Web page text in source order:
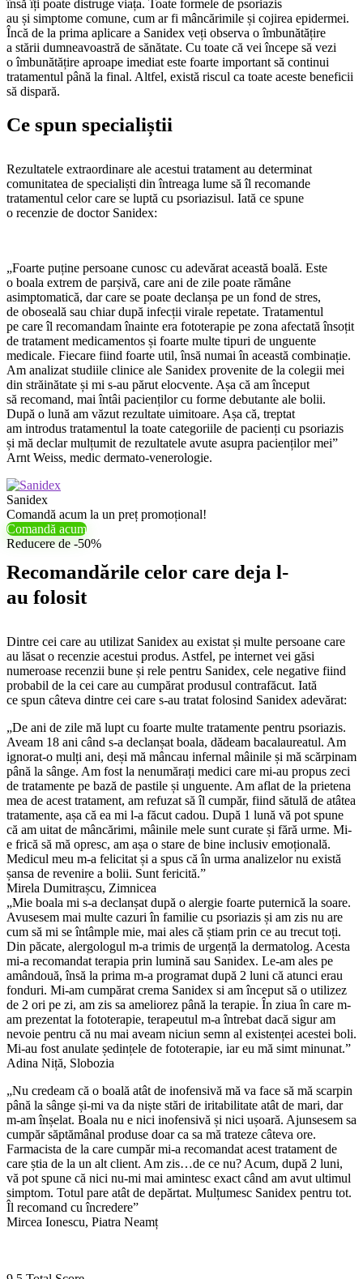
însă îți poate distruge viața. Toate formele de psoriazis
au și simptome comune, cum ar fi mâncărimile și cojirea epidermei.
Încă de la prima aplicare a Sanidex veți observa o îmbunătățire
a stării dumneavoastră de sănătate. Cu toate că vei începe să vezi
o îmbunătățire aproape imediat este foarte important să continui
tratamentul până la final. Altfel, există riscul ca toate aceste beneficii
să dispară.
Ce spun specialiștii
Rezultatele extraordinare ale acestui tratament au determinat
comunitatea de specialiști din întreaga lume să îl recomande
tratamentul celor care se luptă cu psoriazisul. Iată ce spune
o recenzie de doctor Sanidex:
„Foarte puține persoane cunosc cu adevărat această boală. Este
o boala extrem de parșivă, care ani de zile poate rămâne
asimptomatică, dar care se poate declanșa pe un fond de stres,
de oboseală sau chiar după infecții virale repetate. Tratamentul
pe care îl recomandam înainte era fototerapie pe zona afectată însoțit
de tratament medicamentos și foarte multe tipuri de unguente
medicale. Fiecare fiind foarte util, însă numai în această combinație.
Am analizat studiile clinice ale Sanidex provenite de la colegii mei
din străinătate și mi s-au părut elocvente. Așa că am început
să recomand, mai întâi pacienților cu forme debutante ale bolii.
După o lună am văzut rezultate uimitoare. Așa că, treptat
am introdus tratamentul la toate categoriile de pacienți cu psoriazis
și mă declar mulțumit de rezultatele avute asupra pacienților mei”
Arnt Weiss, medic dermato-venerologie.
Sanidex
Comandă acum la un preț promoțional!
Comandă acum
Reducere de -50%
Recomandările celor care deja l-
au folosit
Dintre cei care au utilizat Sanidex au existat și multe persoane care
au lăsat o recenzie acestui produs. Astfel, pe internet vei găsi
numeroase recenzii bune și rele pentru Sanidex, cele negative fiind
probabil de la cei care au cumpărat produsul contrafăcut. Iată
ce spun câteva dintre cei care s-au tratat folosind Sanidex adevărat:
„De ani de zile mă lupt cu foarte multe tratamente pentru psoriazis.
Aveam 18 ani când s-a declanșat boala, dădeam bacalaureatul. Am
ignorat-o mulți ani, deși mă mâncau infernal mâinile și mă scărpinam
până la sânge. Am fost la nenumărați medici care mi-au propus zeci
de tratamente pe bază de pastile și unguente. Am aflat de la prietena
mea de acest tratament, am refuzat să îl cumpăr, fiind sătulă de atâtea
tratamente, așa că ea mi l-a făcut cadou. După 1 lună vă pot spune
că am uitat de mâncărimi, mâinile mele sunt curate și fără urme. Mi-
e frică să mă opresc, am așa o stare de bine inclusiv emoțională.
Medicul meu m-a felicitat și a spus că în urma analizelor nu există
șansa de revenire a bolii. Sunt fericită.”
Mirela Dumitrașcu, Zimnicea
„Mie boala mi s-a declanșat după o alergie foarte puternică la soare.
Avusesem mai multe cazuri în familie cu psoriazis și am zis nu are
cum să mi se întâmple mie, mai ales că știam prin ce au trecut toți.
Din păcate, alergologul m-a trimis de urgență la dermatolog. Acesta
mi-a recomandat terapia prin lumină sau Sanidex. Le-am ales pe
amândouă, însă la prima m-a programat după 2 luni că atunci erau
fonduri. Mi-am cumpărat crema Sanidex si am început să o utilizez
de 2 ori pe zi, am zis sa ameliorez până la terapie. În ziua în care m-
am prezentat la fototerapie, terapeutul m-a întrebat dacă sigur am
nevoie pentru că nu mai aveam niciun semn al existenței acestei boli.
Mi-au fost anulate ședințele de fototerapie, iar eu mă simt minunat.”
Adina Niță, Slobozia
„Nu credeam că o boală atât de inofensivă mă va face să mă scarpin
până la sânge și-mi va da niște stări de iritabilitate atât de mari, dar
m-am înșelat. Boala nu e nici inofensivă și nici ușoară. Ajunsesem sa
cumpăr săptămânal produse doar ca sa mă trateze câteva ore.
Farmacista de la care cumpăr mi-a recomandat acest tratament de
care știa de la un alt client. Am zis…de ce nu? Acum, după 2 luni,
vă pot spune că nici nu-mi mai amintesc exact când am avut ultimul
simptom. Totul pare atât de depărtat. Mulțumesc Sanidex pentru tot.
Îl recomand cu încredere”
Mircea Ionescu, Piatra Neamț